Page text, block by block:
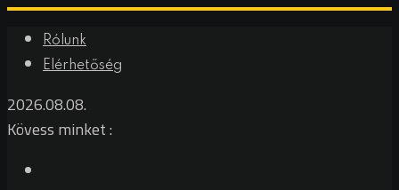
Rólunk
Elérhetőség
2026.08.08.
Kövess minket :